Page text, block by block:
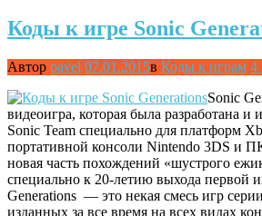
Коды к игре Sonic
Автор pavel 07.01.2015в Коды к играм 4
Sonic
видеоигра, которая была разработана и
Sonic Team специально для платформ
портативной консоли Nintendo 3DS и
новая часть похождений «шустрого
специально к 20-летию выхода первой
Generations — это некая смесь игр серии
изданных за все время на всех видах